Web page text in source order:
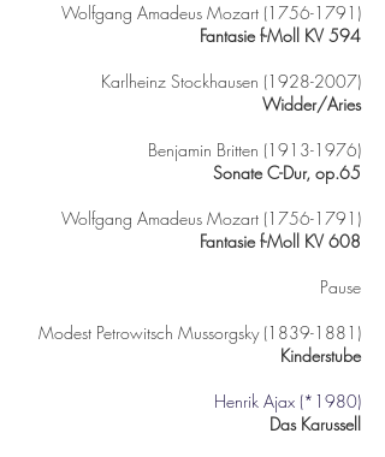
Wolfgang Amadeus Mozart (1756-1791)
Fantasie f-Moll KV 594
Karlheinz Stockhausen (1928-2007)
Widder/Aries
Benjamin Britten (1913-1976)
Sonate C-Dur, op.65
Wolfgang Amadeus Mozart (1756-1791)
Fantasie f-Moll KV 608
Pause
Modest Petrowitsch Mussorgsky (1839-1881)
Kinderstube
Henrik Ajax (*1980)
Das Karussell